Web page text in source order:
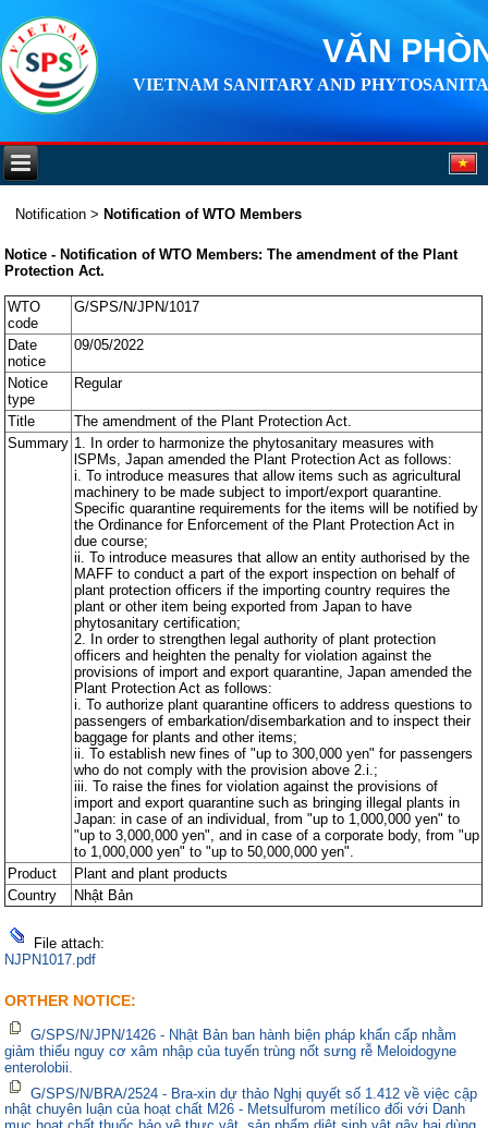
VĂN
VIETNAM SANITARY AND
Notification > Notification of WTO Members
Notice - Notification of WTO Members: The amendment of the Plant
Protection Act.
WTO
code
G/SPS/N/JPN/1017
Date
notice
09/05/2022
Notice
type
Regular
Title
The amendment of the Plant Protection Act.
Summary 1. In order to harmonize the phytosanitary measures with
lSPMs, Japan amended the Plant Protection Act as follows:
i. To introduce measures that allow items such as agricultural
machinery to be made subject to import/export quarantine.
Specific quarantine requirements for the items will be notified by
the Ordinance for Enforcement of the Plant Protection Act in
due course;
ii. To introduce measures that allow an entity authorised by the
MAFF to conduct a part of the export inspection on behalf of
plant protection officers if the importing country requires the
plant or other item being exported from Japan to have
phytosanitary certification;
2. In order to strengthen legal authority of plant protection
officers and heighten the penalty for violation against the
provisions of import and export quarantine, Japan amended the
Plant Protection Act as follows:
i. To authorize plant quarantine officers to address questions to
passengers of embarkation/disembarkation and to inspect their
baggage for plants and other items;
ii. To establish new fines of "up to 300,000 yen" for passengers
who do not comply with the provision above 2.i.;
iii. To raise the fines for violation against the provisions of
import and export quarantine such as bringing illegal plants in
Japan: in case of an individual, from "up to 1,000,000 yen" to
"up to 3,000,000 yen", and in case of a corporate body, from "up
to 1,000,000 yen" to "up to 50,000,000 yen".
Product
Plant and plant products
Country
Nhật Bản
File attach:
NJPN1017.pdf
ORTHER NOTICE:
G/SPS/N/JPN/1426 - Nhật Bản ban hành biện pháp khẩn cấp nhằm
giảm thiểu nguy cơ xâm nhập của tuyến trùng nốt sưng rễ Meloidogyne
enterolobii.
G/SPS/N/BRA/2524 - Bra-xin dự thảo Nghị quyết số 1.412 về việc cập
nhật chuyên luận của hoạt chất M26 - Metsulfurom metílico đối với Danh